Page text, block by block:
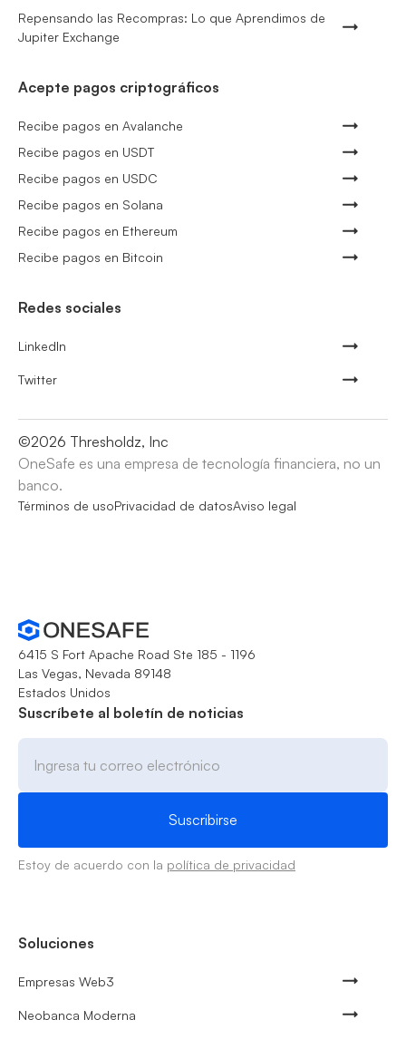
Repensando las Recompras: Lo que Aprendimos de
Jupiter Exchange
Acepte pagos criptográficos
Recibe pagos en Avalanche
Recibe pagos en USDT
Recibe pagos en USDC
Recibe pagos en Solana
Recibe pagos en Ethereum
Recibe pagos en Bitcoin
Redes sociales
LinkedIn
Twitter
©2026 Thresholdz, Inc
OneSafe es una empresa de tecnología financiera, no un
banco.
Términos de usoPrivacidad de datosAviso legal
6415 S Fort Apache Road Ste 185 - 1196
Las Vegas, Nevada 89148
Estados Unidos
Suscríbete al boletín de noticias
Estoy de acuerdo con la política de privacidad
Soluciones
Empresas Web3
Neobanca Moderna